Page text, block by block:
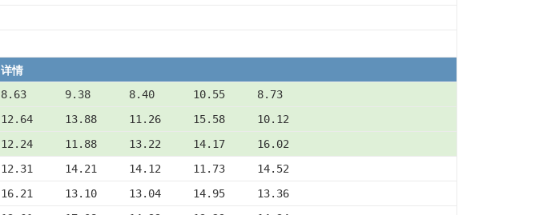
详情
8.63      9.38      8.40      10.55     8.73
12.64     13.88     11.26     15.58     10.12
12.24     11.88     13.22     14.17     16.02
12.31     14.21     14.12     11.73     14.52
16.21     13.10     13.04     14.95     13.36